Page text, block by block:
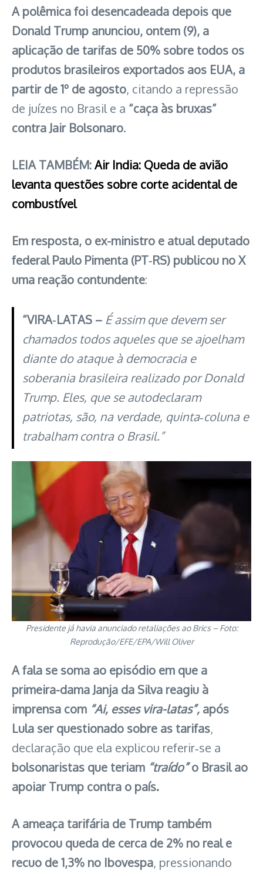
A polêmica foi desencadeada depois que
Donald Trump anunciou, ontem (9), a
aplicação de tarifas de 50% sobre todos os
produtos brasileiros exportados aos EUA, a
partir de 1º de agosto, citando a repressão
de juízes no Brasil e a “caça às bruxas”
contra Jair Bolsonaro.
LEIA TAMBÉM:Air India: Queda de avião
levanta questões sobre corte acidental de
combustível
Em resposta, o ex-ministro e atual deputado
federal Paulo Pimenta (PT‑RS) publicou no X
uma reação contundente:
“VIRA‑LATAS – É assim que devem ser
chamados todos aqueles que se ajoelham
diante do ataque à democracia e
soberania brasileira realizado por Donald
Trump. Eles, que se autodeclaram
patriotas, são, na verdade, quinta‑coluna e
trabalham contra o Brasil.”
Presidente já havia anunciado retaliações ao Brics – Foto:
Reprodução/EFE/EPA/Will Oliver
A fala se soma ao episódio em que a
primeira-dama Janja da Silva reagiu à
imprensa com “Ai, esses vira-latas”, após
Lula ser questionado sobre as tarifas,
declaração que ela explicou referir‑se a
bolsonaristas que teriam “traído”o Brasil ao
apoiar Trump contra o país.
A ameaça tarifária de Trump também
provocou queda de cerca de 2% no real e
recuo de 1,3% no Ibovespa, pressionando